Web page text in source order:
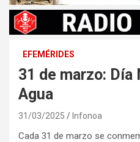
EFEMÉRIDES
31 de marzo: Día
Agua
31/03/2025 Infonoa
Cada 31 de marzo se